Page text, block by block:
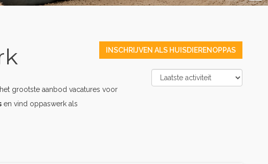
grootste aanbod vacatures voor
en vind oppaswerk als
INSCHRIJVEN ALS HUISDIERENOPPAS